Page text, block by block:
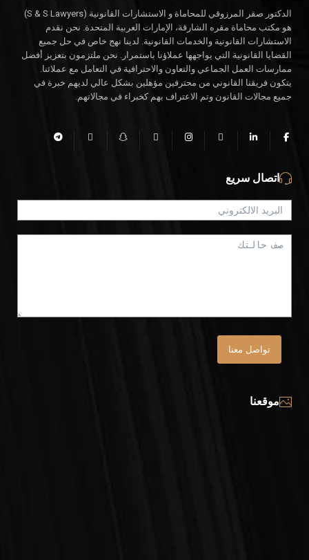
الدكتور صقر المرزوقي للمحاماة و الاستشارات القانونية (S & S Lawyers)
هو مكتب محاماة مقره الشارقة، الإمارات العربية المتحدة. نحن نقدم
الاستشارات القانونية والخدمات القانونية. لدينا نهج خاص في حل جميع
القضايا القانونية التي يواجهها عملاؤنا باستمرار. نحن ملتزمون بتعزيز أفضل
ممارسات العمل الجماعي والتعاون والاحترافية في التعامل مع عملائنا.
يتكون فريقنا القانوني من محترفين مؤهلين بشكل عالي لديهم خبرة في
جميع مجالات القانون وتم الاعتراف بهم كخبراء في مجالاتهم.
اتصال سريع
تواصل معنا
موقعنا